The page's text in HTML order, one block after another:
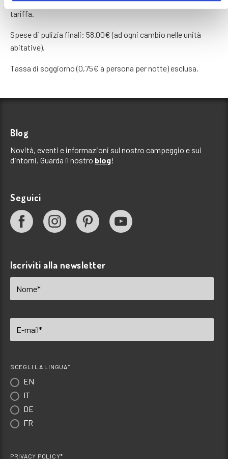
tariffa.
Spese di pulizia finali: 58.00€ (ad ogni cambio nelle unità
abitative).
Tassa di soggiorno (0,75€ a persona per notte) esclusa.
Blog
Novità, eventi e informazioni sul nostro campeggio e sui
dintorni. Guarda il nostro blog!
Seguici
Iscriviti alla newsletter
SCEGLI LA LINGUA*
EN
IT
DE
FR
PRIVACY POLICY*